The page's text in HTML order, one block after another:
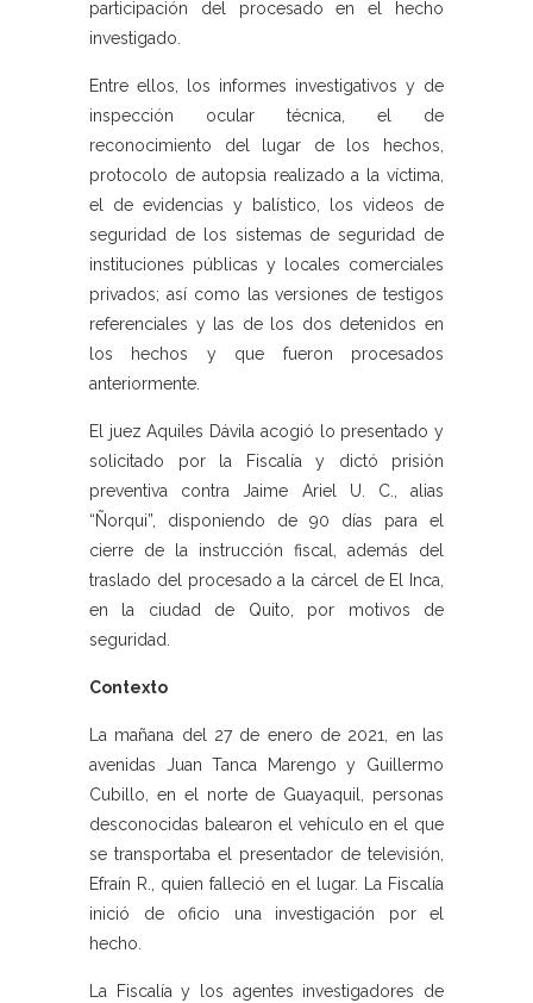
participación del procesado en el hecho
investigado.
Entre ellos, los informes investigativos y de
inspección ocular técnica, el de
reconocimiento del lugar de los hechos,
protocolo de autopsia realizado a la víctima,
el de evidencias y balístico, los videos de
seguridad de los sistemas de seguridad de
instituciones públicas y locales comerciales
privados; así como las versiones de testigos
referenciales y las de los dos detenidos en
los hechos y que fueron procesados
anteriormente.
El juez Aquiles Dávila acogió lo presentado y
solicitado por la Fiscalía y dictó prisión
preventiva contra Jaime Ariel U. C., alias
“Ñorqui”, disponiendo de 90 días para el
cierre de la instrucción fiscal, además del
traslado del procesado a la cárcel de El Inca,
en la ciudad de Quito, por motivos de
seguridad.
Contexto
La mañana del 27 de enero de 2021, en las
avenidas Juan Tanca Marengo y Guillermo
Cubillo, en el norte de Guayaquil, personas
desconocidas balearon el vehículo en el que
se transportaba el presentador de televisión,
Efraín R., quien falleció en el lugar. La Fiscalía
inició de oficio una investigación por el
hecho.
La Fiscalía y los agentes investigadores de